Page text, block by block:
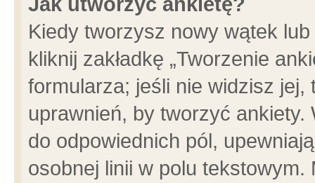
Kiedy tworzysz nowy wątek
kliknij zakładkę „Tworzenie
formularza; jeśli nie widzisz
uprawnień, by tworzyć ankiety.
do odpowiednich pól,
osobnej linii w polu